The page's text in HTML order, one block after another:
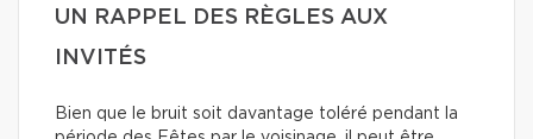
UN RAPPEL DES RÈGLES AUX
INVITÉS
Bien que le bruit soit davantage toléré pendant la